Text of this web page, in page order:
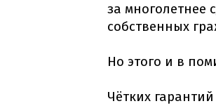
за многолетнее
собственных
Но этого и в
Чётких